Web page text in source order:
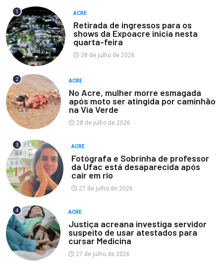
1 ACRE
Retirada de ingressos para os
shows da Expoacre inicia nesta
quarta-feira
28 de julho de 2026
2 ACRE
No Acre, mulher morre esmagada
após moto ser atingida por caminhão
na Via Verde
28 de julho de 2026
3 ACRE
Fotógrafa e Sobrinha de professor
da Ufac está desaparecida após
cair em rio
27 de julho de 2026
4 ACRE
Justiça acreana investiga servidor
suspeito de usar atestados para
cursar Medicina
27 de julho de 2026